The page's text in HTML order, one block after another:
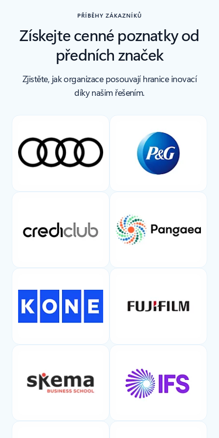
PŘÍBĚHY ZÁKAZNÍKŮ
Získejte cenné poznatky od
předních značek
Zjistěte, jak organizace posouvají hranice inovací
díky našim řešením.